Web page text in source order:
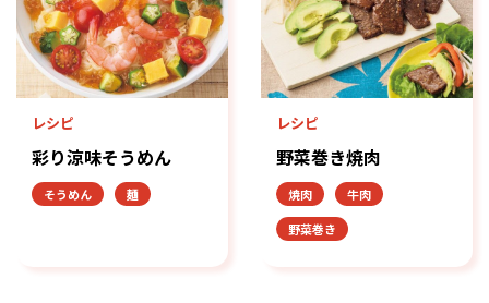
レシピ
彩り涼味そうめん
そうめん 麺
レシピ
野菜巻き焼肉
焼肉
牛肉
野菜巻き